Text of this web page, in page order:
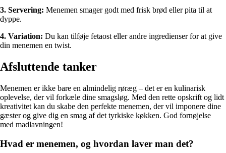
3. Servering: Menemen smager godt med frisk brød eller pita til at
dyppe.
4. Variation: Du kan tilføje fetaost eller andre ingredienser for at give
din menemen en twist.
Afsluttende tanker
Menemen er ikke bare en almindelig røræg – det er en kulinarisk
oplevelse, der vil forkæle dine smagsløg. Med den rette opskrift og lidt
kreativitet kan du skabe den perfekte menemen, der vil imponere dine
gæster og give dig en smag af det tyrkiske køkken. God fornøjelse
med madlavningen!
Hvad er menemen, og hvordan laver man det?